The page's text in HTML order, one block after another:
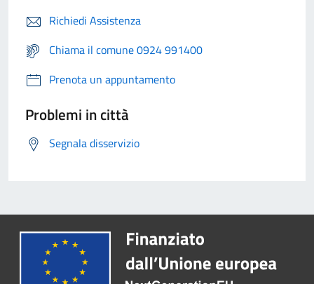
Richiedi Assistenza
Chiama il comune 0924 991400
Prenota un appuntamento
Problemi in città
Segnala disservizio